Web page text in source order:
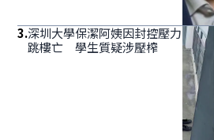
3.深圳大學保潔阿姨因封控壓力
跳樓亡 學生質疑涉壓榨